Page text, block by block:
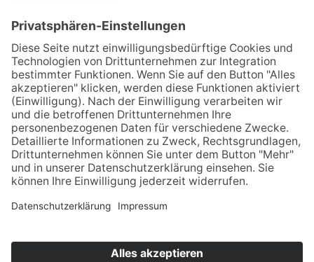
In der Sendung "Plusminus" der ARD erklärt
Professor Wolfgang Däubler von der Universität
Bremen im Interview, inwieweit sich die Situation
seit Januar in der Fleischindustrie im Hinblick auf
Arbeitsbedingungen und den Einsatz von
Zeitarbeitnehmern geändet hat
Quelle:ARD